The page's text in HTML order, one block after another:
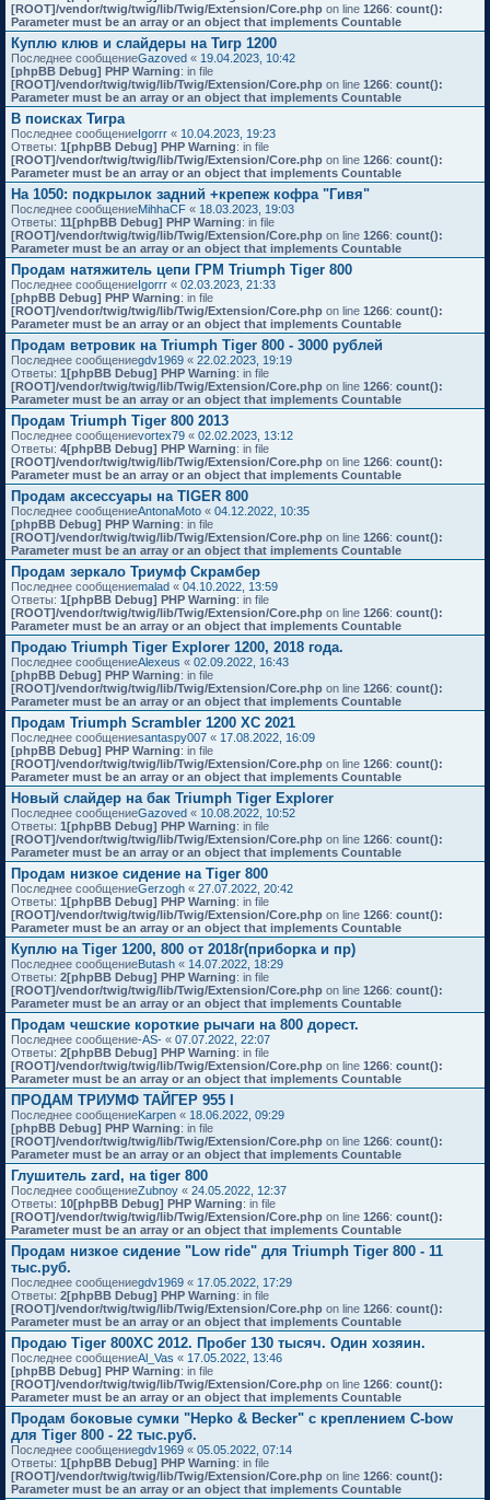
[ROOT]/vendor/twig/twig/lib/Twig/Extension/Core.php on line 1266: count():
Parameter must be an array or an object that implements Countable
Куплю клюв и слайдеры на Тигр 1200
Последнее сообщениеGazoved « 19.04.2023, 10:42
[phpBB Debug] PHP Warning: in file
[ROOT]/vendor/twig/twig/lib/Twig/Extension/Core.php on line 1266: count():
Parameter must be an array or an object that implements Countable
В поисках Тигра
Последнее сообщениеIgorrr « 10.04.2023, 19:23
Ответы: 1[phpBB Debug] PHP Warning: in file
[ROOT]/vendor/twig/twig/lib/Twig/Extension/Core.php on line 1266: count():
Parameter must be an array or an object that implements Countable
На 1050: подкрылок задний +крепеж кофра "Гивя"
Последнее сообщениеMihhaCF « 18.03.2023, 19:03
Ответы: 11[phpBB Debug] PHP Warning: in file
[ROOT]/vendor/twig/twig/lib/Twig/Extension/Core.php on line 1266: count():
Parameter must be an array or an object that implements Countable
Продам натяжитель цепи ГРМ Triumph Tiger 800
Последнее сообщениеIgorrr « 02.03.2023, 21:33
[phpBB Debug] PHP Warning: in file
[ROOT]/vendor/twig/twig/lib/Twig/Extension/Core.php on line 1266: count():
Parameter must be an array or an object that implements Countable
Продам ветровик на Triumph Tiger 800 - 3000 рублей
Последнее сообщениеgdv1969 « 22.02.2023, 19:19
Ответы: 1[phpBB Debug] PHP Warning: in file
[ROOT]/vendor/twig/twig/lib/Twig/Extension/Core.php on line 1266: count():
Parameter must be an array or an object that implements Countable
Продам Triumph Tiger 800 2013
Последнее сообщениеvortex79 « 02.02.2023, 13:12
Ответы: 4[phpBB Debug] PHP Warning: in file
[ROOT]/vendor/twig/twig/lib/Twig/Extension/Core.php on line 1266: count():
Parameter must be an array or an object that implements Countable
Продам аксессуары на TIGER 800
Последнее сообщениеAntonaMoto « 04.12.2022, 10:35
[phpBB Debug] PHP Warning: in file
[ROOT]/vendor/twig/twig/lib/Twig/Extension/Core.php on line 1266: count():
Parameter must be an array or an object that implements Countable
Продам зеркало Триумф Скрамбер
Последнее сообщениеmalad « 04.10.2022, 13:59
Ответы: 1[phpBB Debug] PHP Warning: in file
[ROOT]/vendor/twig/twig/lib/Twig/Extension/Core.php on line 1266: count():
Parameter must be an array or an object that implements Countable
Продаю Triumph Tiger Explorer 1200, 2018 года.
Последнее сообщениеAlexeus « 02.09.2022, 16:43
[phpBB Debug] PHP Warning: in file
[ROOT]/vendor/twig/twig/lib/Twig/Extension/Core.php on line 1266: count():
Parameter must be an array or an object that implements Countable
Продам Triumph Scrambler 1200 XC 2021
Последнее сообщениеsantaspy007 « 17.08.2022, 16:09
[phpBB Debug] PHP Warning: in file
[ROOT]/vendor/twig/twig/lib/Twig/Extension/Core.php on line 1266: count():
Parameter must be an array or an object that implements Countable
Новый слайдер на бак Triumph Tiger Explorer
Последнее сообщениеGazoved « 10.08.2022, 10:52
Ответы: 1[phpBB Debug] PHP Warning: in file
[ROOT]/vendor/twig/twig/lib/Twig/Extension/Core.php on line 1266: count():
Parameter must be an array or an object that implements Countable
Продам низкое сидение на Tiger 800
Последнее сообщениеGerzogh « 27.07.2022, 20:42
Ответы: 1[phpBB Debug] PHP Warning: in file
[ROOT]/vendor/twig/twig/lib/Twig/Extension/Core.php on line 1266: count():
Parameter must be an array or an object that implements Countable
Куплю на Tiger 1200, 800 от 2018г(приборка и пр)
Последнее сообщениеButash « 14.07.2022, 18:29
Ответы: 2[phpBB Debug] PHP Warning: in file
[ROOT]/vendor/twig/twig/lib/Twig/Extension/Core.php on line 1266: count():
Parameter must be an array or an object that implements Countable
Продам чешские короткие рычаги на 800 дорест.
Последнее сообщение-AS- « 07.07.2022, 22:07
Ответы: 2[phpBB Debug] PHP Warning: in file
[ROOT]/vendor/twig/twig/lib/Twig/Extension/Core.php on line 1266: count():
Parameter must be an array or an object that implements Countable
ПРОДАМ ТРИУМФ ТАЙГЕР 955 I
Последнее сообщениеKarpen « 18.06.2022, 09:29
[phpBB Debug] PHP Warning: in file
[ROOT]/vendor/twig/twig/lib/Twig/Extension/Core.php on line 1266: count():
Parameter must be an array or an object that implements Countable
Глушитель zard, на tiger 800
Последнее сообщениеZubnoy « 24.05.2022, 12:37
Ответы: 10[phpBB Debug] PHP Warning: in file
[ROOT]/vendor/twig/twig/lib/Twig/Extension/Core.php on line 1266: count():
Parameter must be an array or an object that implements Countable
Продам низкое сидение "Low ride" для Triumph Tiger 800 - 11
тыс.руб.
Последнее сообщениеgdv1969 « 17.05.2022, 17:29
Ответы: 2[phpBB Debug] PHP Warning: in file
[ROOT]/vendor/twig/twig/lib/Twig/Extension/Core.php on line 1266: count():
Parameter must be an array or an object that implements Countable
Продаю Tiger 800XC 2012. Пробег 130 тысяч. Один хозяин.
Последнее сообщениеAl_Vas « 17.05.2022, 13:46
[phpBB Debug] PHP Warning: in file
[ROOT]/vendor/twig/twig/lib/Twig/Extension/Core.php on line 1266: count():
Parameter must be an array or an object that implements Countable
Продам боковые сумки "Hepko & Becker" с креплением C-bow
для Tiger 800 - 22 тыс.руб.
Последнее сообщениеgdv1969 « 05.05.2022, 07:14
Ответы: 1[phpBB Debug] PHP Warning: in file
[ROOT]/vendor/twig/twig/lib/Twig/Extension/Core.php on line 1266: count():
Parameter must be an array or an object that implements Countable